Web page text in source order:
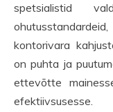
spetsialistid
kontorivara
on puhta ja
ettevõtte